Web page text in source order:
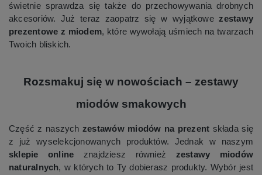
świetnie sprawdza się także do przechowywania drobnych
akcesoriów. Już teraz zaopatrz się w wyjątkowezestawy
prezentowe z miodem, które wywołają uśmiech na twarzach
Twoich bliskich.
Rozsmakuj się w nowościach – zestawy
miodów smakowych
Część z naszychzestawów miodów na prezent składa się
z już wyselekcjonowanych produktów. Jednak w naszym
sklepie online znajdziesz również zestawy miodów
naturalnych, w których to Ty dobierasz produkty. Wybór jest